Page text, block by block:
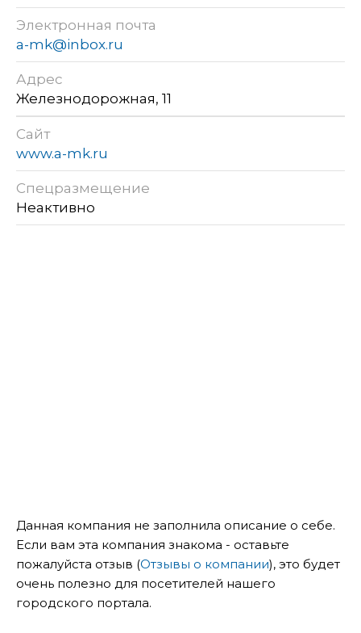
Электронная почта
a-mk@inbox.ru
Адрес
Железнодорожная, 11
Сайт
www.a-mk.ru
Спецразмещение
Неактивно
Данная компания не заполнила описание о себе.
Если вам эта компания знакома - оставьте
пожалуйста отзыв (Отзывы о компании), это будет
очень полезно для посетителей нашего
городского портала.